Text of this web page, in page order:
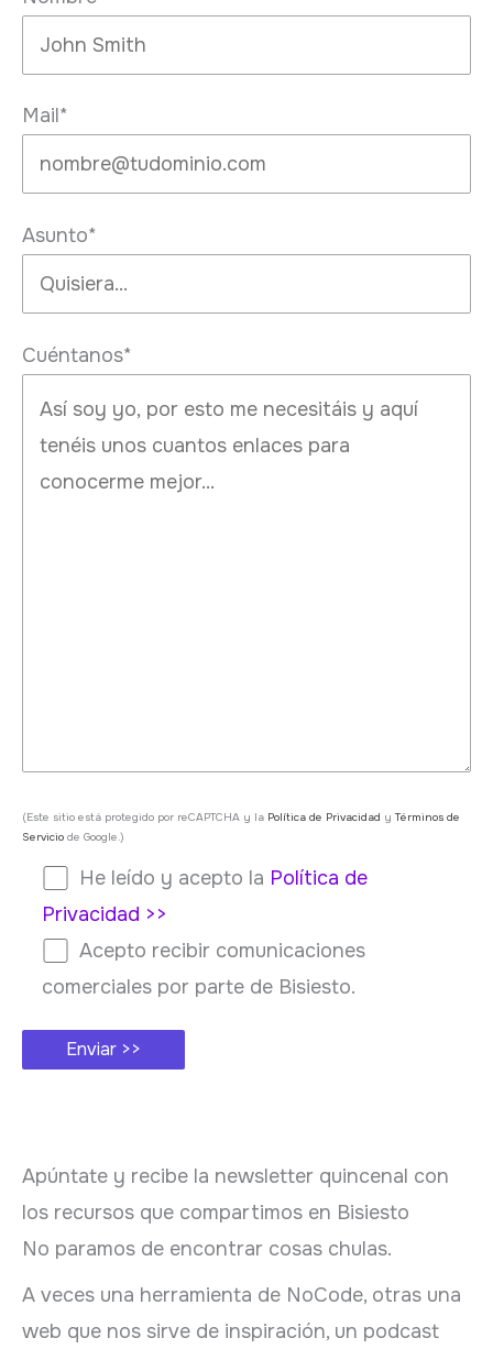
Mail*
Asunto*
Cuéntanos*
(Este sitio está protegido por reCAPTCHA y la Política de Privacidad yTérminos de
Servicio de Google.)
He leído y acepto la Política de
Privacidad >>
Acepto recibir comunicaciones
comerciales por parte de Bisiesto.
Apúntate y recibe la newsletter quincenal con
los recursos que compartimos en Bisiesto
No paramos de encontrar cosas chulas.
A veces una herramienta de NoCode, otras una
web que nos sirve de inspiración, un podcast